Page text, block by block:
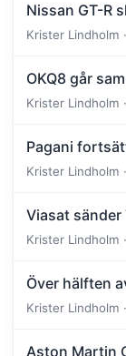
Nissan GT-R
Krister Lindholm
OKQ8 går
Krister Lindholm
Pagani
Krister Lindholm
Viasat sänder
Krister Lindholm
Över hälften
Krister Lindholm
Aston Martin